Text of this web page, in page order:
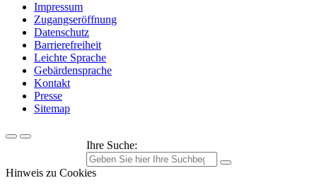
Impressum
Zugangseröffnung
Datenschutz
Barrierefreiheit
Leichte Sprache
Gebärdensprache
Kontakt
Presse
Sitemap
Ihre Suche:
Hinweis zu Cookies